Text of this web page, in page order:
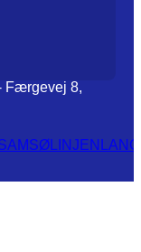
Færgevej 8,